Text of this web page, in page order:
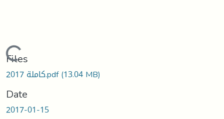
Files
كاملة 2017.pdf(13.04 MB)
Date
2017-01-15